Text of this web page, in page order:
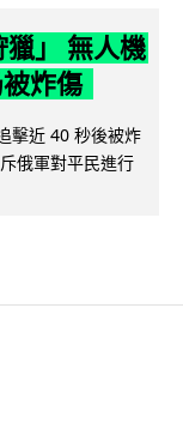
」 無人機
炸傷
擊近 40 秒後被炸
俄軍對平民進行